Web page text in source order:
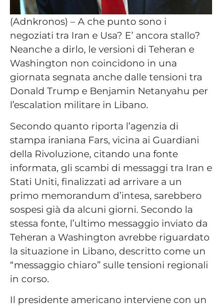
(Adnkronos) – A che punto sono i
negoziati tra Iran e Usa? E’ ancora stallo?
Neanche a dirlo, le versioni di Teheran e
Washington non coincidono in una
giornata segnata anche dalle tensioni tra
Donald Trump e Benjamin Netanyahu per
l’escalation militare in Libano.
Secondo quanto riporta l’agenzia di
stampa iraniana Fars, vicina ai Guardiani
della Rivoluzione, citando una fonte
informata, gli scambi di messaggi tra Iran e
Stati Uniti, finalizzati ad arrivare a un
primo memorandum d’intesa, sarebbero
sospesi già da alcuni giorni. Secondo la
stessa fonte, l’ultimo messaggio inviato da
Teheran a Washington avrebbe riguardato
la situazione in Libano, descritto come un
“messaggio chiaro” sulle tensioni regionali
in corso.
Il presidente americano interviene con un